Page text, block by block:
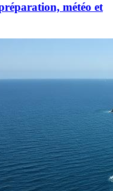
météo et